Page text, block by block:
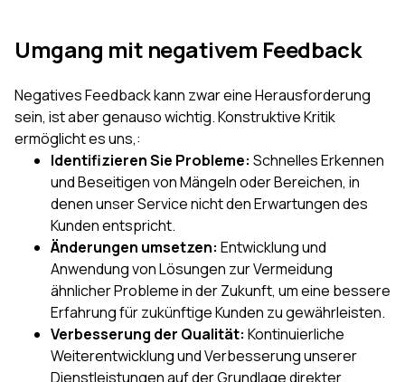
Umgang mit negativem Feedback
Negatives Feedback kann zwar eine Herausforderung
sein, ist aber genauso wichtig. Konstruktive Kritik
ermöglicht es uns,:
Identifizieren Sie Probleme: Schnelles Erkennen
und Beseitigen von Mängeln oder Bereichen, in
denen unser Service nicht den Erwartungen des
Kunden entspricht.
Änderungen umsetzen: Entwicklung und
Anwendung von Lösungen zur Vermeidung
ähnlicher Probleme in der Zukunft, um eine bessere
Erfahrung für zukünftige Kunden zu gewährleisten.
Verbesserung der Qualität: Kontinuierliche
Weiterentwicklung und Verbesserung unserer
Dienstleistungen auf der Grundlage direkter